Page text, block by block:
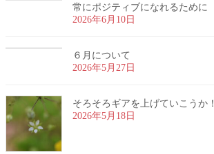
常にポジティブになれるために
2026年6月10日
６月について
2026年5月27日
そろそろギアを上げていこうか！
2026年5月18日